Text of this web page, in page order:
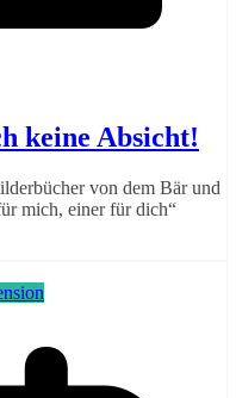
keine Absicht!
von dem Bär und
mich, einer für dich“